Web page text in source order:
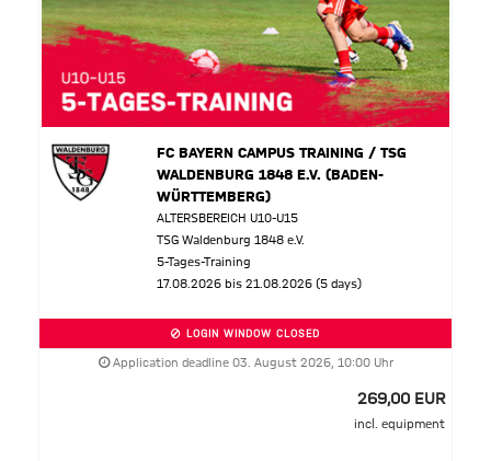
FC BAYERN CAMPUS TRAINING / TSG
WALDENBURG 1848 E.V. (BADEN-
WÜRTTEMBERG)
ALTERSBEREICH U10-U15
TSG Waldenburg 1848 e.V.
5-Tages-Training
17.08.2026 bis 21.08.2026 (5 days)
LOGIN WINDOW CLOSED
Application deadline 03. August 2026, 10:00 Uhr
269,00 EUR
incl. equipment